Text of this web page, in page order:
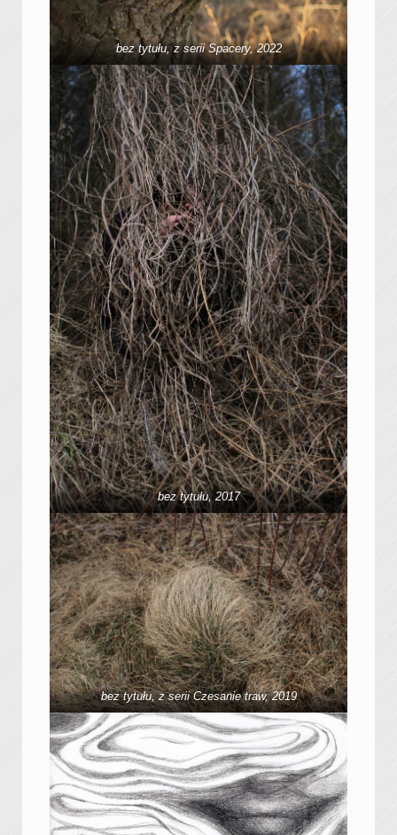
bez tytułu, z serii Spacery, 2022
bez tytułu, 2017
bez tytułu, z serii Czesanie traw, 2019